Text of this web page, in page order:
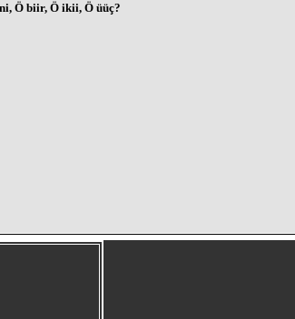
Ö biir, Ö ikii, Ö üüç?